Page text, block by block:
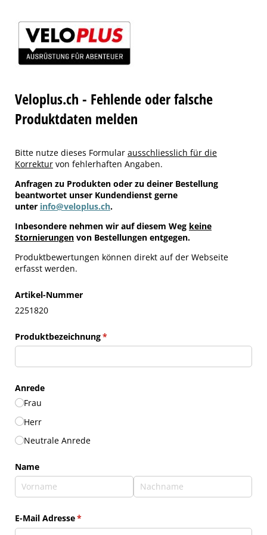
Veloplus.ch - Fehlende oder falsche
Produktdaten melden
Bitte nutze dieses Formular ausschliesslich für die
Korrektur von fehlerhaften Angaben.
Anfragen zu Produkten oder zu deiner Bestellung
beantwortet unser Kundendienst gerne
unter info@veloplus.ch.
Inbesondere nehmen wir auf diesem Weg keine
Stornierungen von Bestellungen entgegen.
Produktbewertungen können direkt auf der Webseite
erfasst werden.
Artikel-Nummer
2251820
Produktbezeichnung*
(erforderlich)
Anrede
Frau
Herr
Neutrale Anrede
Name
E-Mail Adresse*
(erforderlich)